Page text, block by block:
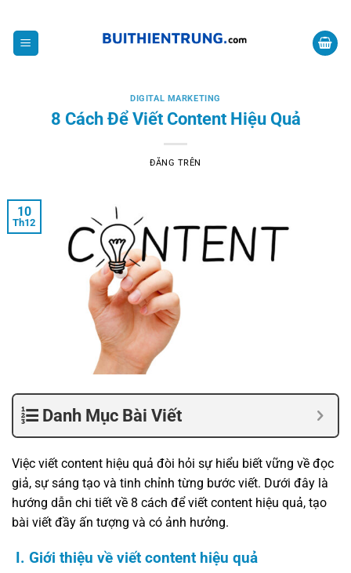
qua
DIGITAL MARKETING
8 Cách Để Viết Content Hiệu Quả
ĐĂNG TRÊN
10
Th12
Danh Mục Bài Viết
Việc viết content hiệu quả đòi hỏi sự hiểu biết vững về đọc
giả, sự sáng tạo và tinh chỉnh từng bước viết. Dưới đây là
hướng dẫn chi tiết về 8 cách để viết content hiệu quả, tạo
bài viết đầy ấn tượng và có ảnh hưởng.
I. Giới thiệu về viết content hiệu quả